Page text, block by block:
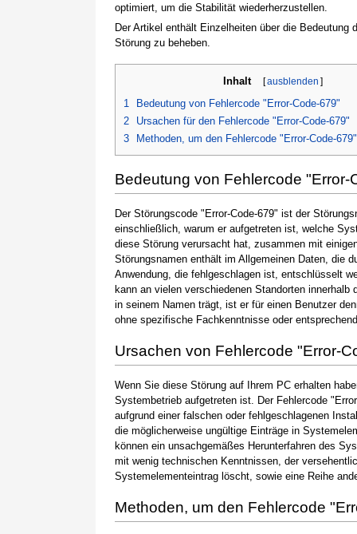
optimiert, um die Stabilität wiederherzustellen.
Der Artikel enthält Einzelheiten über die
Störung zu beheben.
Inhalt [ ausblenden ]
1
Bedeutung von Fehlercode "Error-Code-679"
2
Ursachen für den Fehlercode "Error-Code-679"
3
Methoden, um den Fehlercode "Error-Code-
Bedeutung von Fehlercode "Error-
Der Störungscode "Error-Code-679" ist der
einschließlich, warum er aufgetreten ist, welche
diese Störung verursacht hat, zusammen mit
Störungsnamen enthält im Allgemeinen Daten, die
Anwendung, die fehlgeschlagen ist, entschlüsselt
kann an vielen verschiedenen Standorten
in seinem Namen trägt, ist er für einen Benutzer
ohne spezifische Fachkenntnisse oder
Ursachen von Fehlercode "Error-
Wenn Sie diese Störung auf Ihrem PC erhalten
Systembetrieb aufgetreten ist. Der Fehlercode
aufgrund einer falschen oder fehlgeschlagenen
die möglicherweise ungültige Einträge in
können ein unsachgemäßes Herunterfahren des
mit wenig technischen Kenntnissen, der
Systemelementeintrag löscht, sowie eine Reihe
Methoden, um den Fehlercode